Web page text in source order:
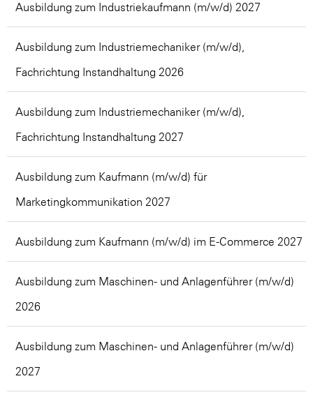
Ausbildung zum Industriekaufmann (m/w/d) 2027
Ausbildung zum Industriemechaniker (m/w/d),
Fachrichtung Instandhaltung 2026
Ausbildung zum Industriemechaniker (m/w/d),
Fachrichtung Instandhaltung 2027
Ausbildung zum Kaufmann (m/w/d) für
Marketingkommunikation 2027
Ausbildung zum Kaufmann (m/w/d) im E-Commerce 2027
Ausbildung zum Maschinen- und Anlagenführer (m/w/d)
2026
Ausbildung zum Maschinen- und Anlagenführer (m/w/d)
2027